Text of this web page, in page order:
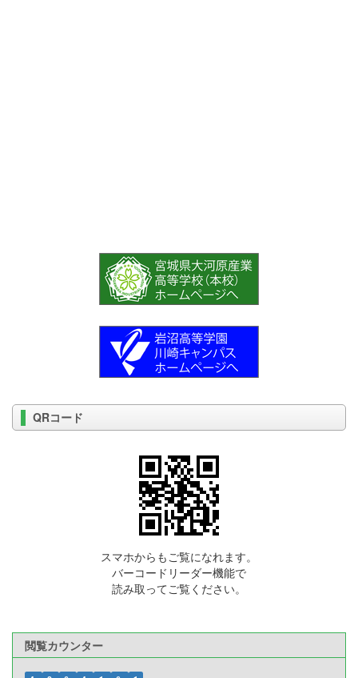
QRコード
スマホからもご覧になれます。
バーコードリーダー機能で
読み取ってご覧ください。
閲覧カウンター